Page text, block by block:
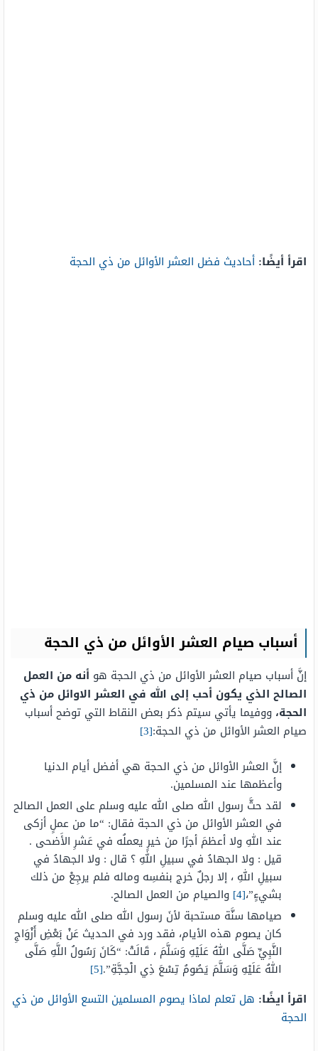
اقرأ أيضًا: أحاديث فضل العشر الأوائل من ذي الحجة
أسباب صيام العشر الأوائل من ذي الحجة
إنَّ أسباب صيام العشر الأوائل من ذي الحجة هو أنه من العمل
الصالح الذي يكون أحب إلى الله في العشر الاوائل من ذي
الحجة، ووفيما يأتي سيتم ذكر بعض النقاط التي توضح أسباب
صيام العشر الأوائل من ذي الحجة:[3]
إنَّ العشر الأوائل من ذي الحجة هي أفضل أيام الدنيا
وأعظمها عند المسلمين.
لقد حثَّ رسول الله صلى الله عليه وسلم على العمل الصالح
في العشر الأوائل من ذي الحجة فقال: “ما من عملٍ أزكى
عند اللهِ ولا أعظمَ أجرًا من خيرٍ يعملُه في عَشرِ الأَضحى .
قيل : ولا الجهادُ في سبيلِ اللهِ ؟ قال : ولا الجهادُ في
سبيلِ اللهِ ، إلا رجلٌ خرج بنفسِه وماله فلم يرجِعْ من ذلك
بشيءٍ”،[4]
والصيام من العمل الصالح.
صيامها سنَّة مستحبة لأنَ رسول الله صلى الله عليه وسلم
كان يصوم هذه الأيام، فقد ورد في الحديث عَنْ بَعْضِ أَزْوَاجِ
النَّبِيِّ صَلَّى اللهُ عَلَيْهِ وَسَلَّمَ ، قَالَتْ: “كَانَ رَسُولُ اللَّهِ صَلَّى
اللهُ عَلَيْهِ وَسَلَّمَ يَصُومُ تِسْعَ ذِي الْحِجَّةِ”.[5]
اقرأ ايضًا: هل تعلم لماذا يصوم المسلمين التسع الأوائل من ذي
الحجة